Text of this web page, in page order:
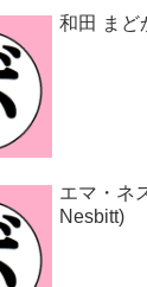
和田 まど
エマ・ネ
Nesbitt)